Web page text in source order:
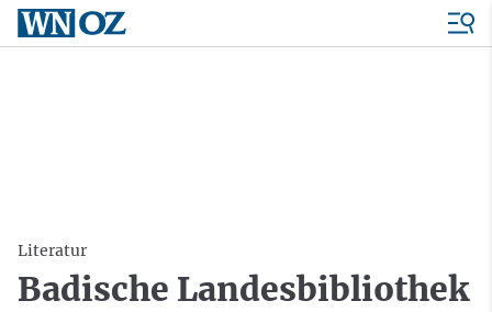
Literatur
Badische Landesbibliothek